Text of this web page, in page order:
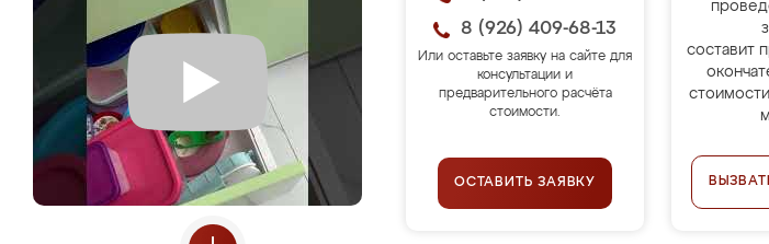
8 (926) 409-68-13
Или оставьте заявку на сайте для
консультации и
предварительного расчёта
стоимости.
ОСТАВИТЬ ЗАЯВКУ
составит